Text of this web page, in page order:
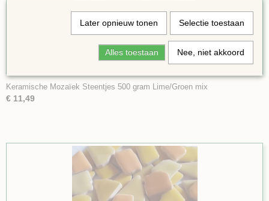
Keramische Mozaïek Steentjes 500 gram Lime/Groen mix
€ 11,49
Later opnieuw tonen Selectie toestaan
Alles toestaan Nee, niet akkoord